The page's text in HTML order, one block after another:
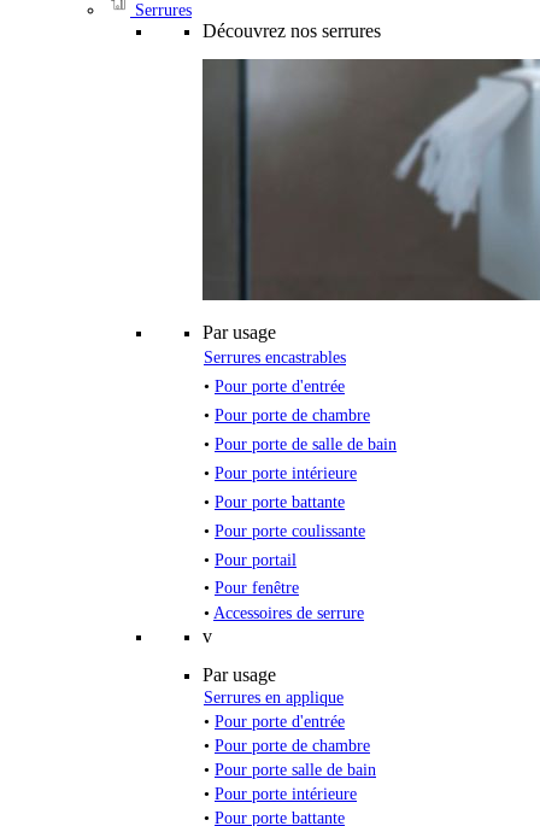
Serrures
Découvrez nos serrures
Par usage
Serrures encastrables
• Pour porte d'entrée
• Pour porte de chambre
• Pour porte de salle de bain
• Pour porte intérieure
• Pour porte battante
• Pour porte coulissante
• Pour portail
• Pour fenêtre
• Accessoires de serrure
v
Par usage
Serrures en applique
• Pour porte d'entrée
• Pour porte de chambre
• Pour porte salle de bain
• Pour porte intérieure
• Pour porte battante